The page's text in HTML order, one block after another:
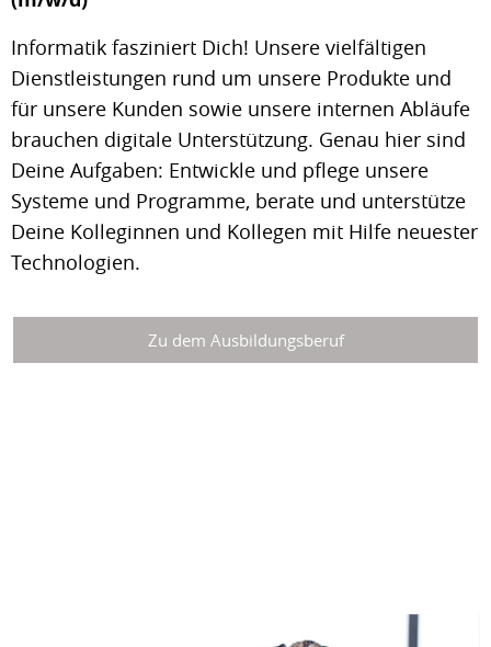
Informatik fasziniert Dich! Unsere vielfältigen
Dienstleistungen rund um unsere Produkte und
für unsere Kunden sowie unsere internen Abläufe
brauchen digitale Unterstützung. Genau hier sind
Deine Aufgaben: Entwickle und pflege unsere
Systeme und Programme, berate und unterstütze
Deine Kolleginnen und Kollegen mit Hilfe neuester
Technologien.
Zu dem Ausbildungsberuf